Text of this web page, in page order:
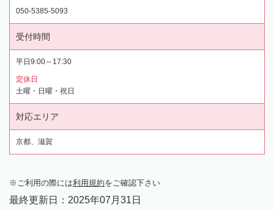
050-5385-5093
受付時間
平日9:00～17:30
定休日
土曜・日曜・祝日
対応エリア
京都、滋賀
ご利用の際には利用規約をご確認下さい
最終更新日： 2025年07月31日